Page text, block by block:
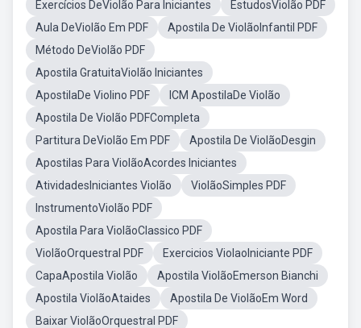
Exercícios DeViolão Para Iniciantes
EstudosViolão PDF
Aula DeViolão Em PDF
Apostila De ViolãoInfantil PDF
Método DeViolão PDF
Apostila GratuitaViolão Iniciantes
ApostilaDe Violino PDF
ICM ApostilaDe Violão
Apostila De Violão PDFCompleta
Partitura DeViolão Em PDF
Apostila De ViolãoDesgin
Apostilas Para ViolãoAcordes Iniciantes
AtividadesIniciantes Violão
ViolãoSimples PDF
InstrumentoViolão PDF
Apostila Para ViolãoClassico PDF
ViolãoOrquestral PDF
Exercicios ViolaoIniciante PDF
CapaApostila Violão
Apostila ViolãoEmerson Bianchi
Apostila ViolãoAtaides
Apostila De ViolãoEm Word
Baixar ViolãoOrquestral PDF